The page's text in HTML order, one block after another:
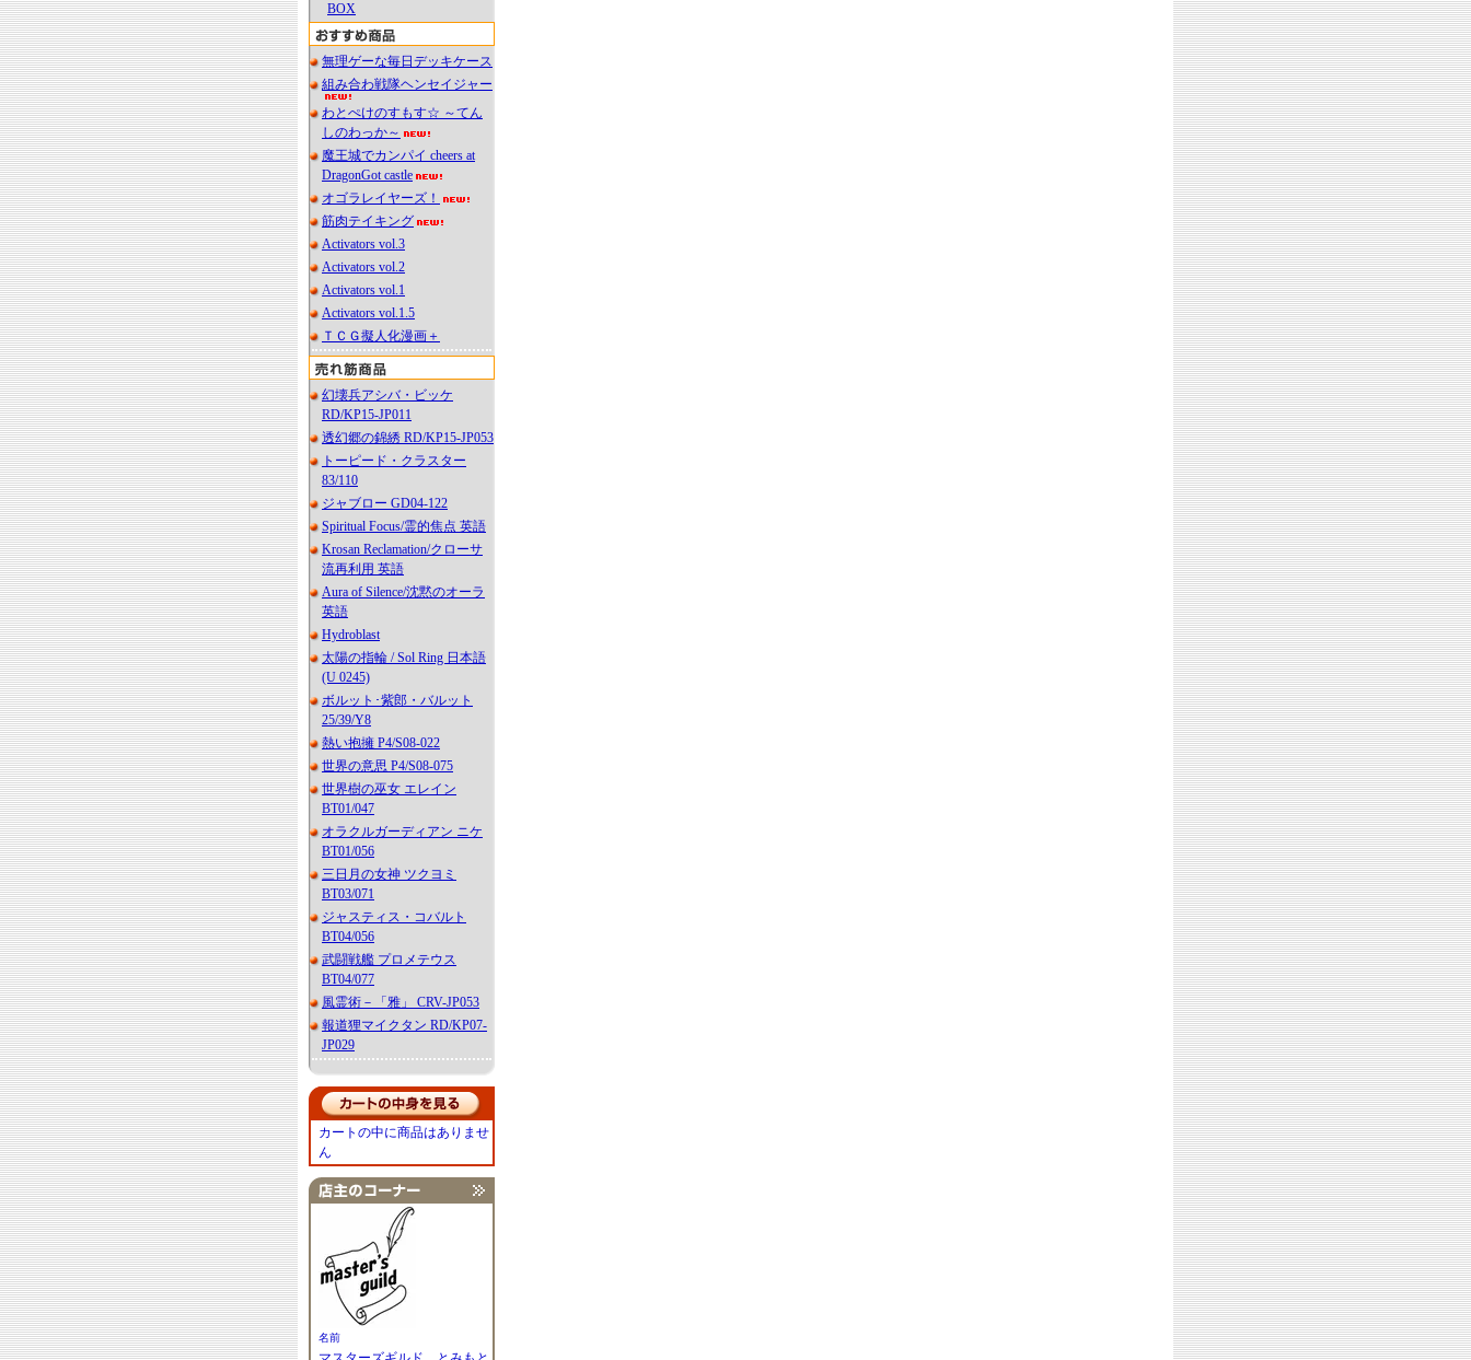
BOX
無理ゲーな毎日デッキケース
組み合わ戦隊ヘンセイジャー
わとぺけのすもす☆ ～てん
しのわっか～
魔王城でカンパイ cheers at
DragonGot castle
オゴラレイヤーズ！
筋肉テイキング
Activators vol.3
Activators vol.2
Activators vol.1
Activators vol.1.5
ＴＣＧ擬人化漫画＋
幻壊兵アシバ・ビッケ
RD/KP15-JP011
透幻郷の錦綉 RD/KP15-JP053
トーピード・クラスター
83/110
ジャブロー GD04-122
Spiritual Focus/霊的焦点 英語
Krosan Reclamation/クローサ
流再利用 英語
Aura of Silence/沈黙のオーラ
英語
Hydroblast
太陽の指輪 / Sol Ring 日本語
(U 0245)
ボルット･紫郎・バルット
25/39/Y8
熱い抱擁 P4/S08-022
世界の意思 P4/S08-075
世界樹の巫女 エレイン
BT01/047
オラクルガーディアン ニケ
BT01/056
三日月の女神 ツクヨミ
BT03/071
ジャスティス・コバルト
BT04/056
武闘戦艦 プロメテウス
BT04/077
風霊術－「雅」 CRV-JP053
報道狸マイクタン RD/KP07-
JP029
カートの中に商品はありませ
ん
名前